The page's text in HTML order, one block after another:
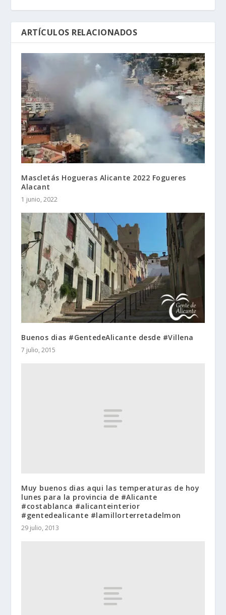
ARTÍCULOS RELACIONADOS
Mascletás Hogueras Alicante 2022 Fogueres
Alacant
1 junio, 2022
Buenos dias #GentedeAlicante desde #Villena
7 julio, 2015
Muy buenos dias aqui las temperaturas de hoy
lunes para la provincia de #Alicante
#costablanca #alicanteinterior
#gentedealicante #lamillorterretadelmon
29 julio, 2013